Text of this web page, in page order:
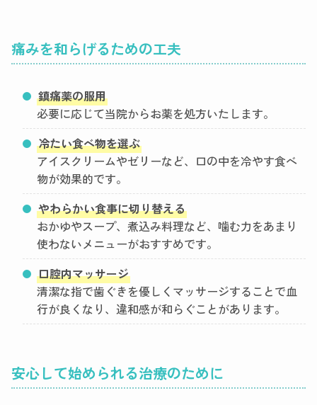
痛みを和らげるための工夫
鎮痛薬の服用
必要に応じて当院からお薬を処方いたします。
冷たい食べ物を選ぶ
アイスクリームやゼリーなど、口の中を冷やす食べ
物が効果的です。
やわらかい食事に切り替える
おかゆやスープ、煮込み料理など、噛む力をあまり
使わないメニューがおすすめです。
口腔内マッサージ
清潔な指で歯ぐきを優しくマッサージすることで血
行が良くなり、違和感が和らぐことがあります。
安心して始められる治療のために